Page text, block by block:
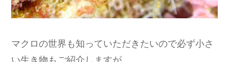
マクロの世界も知っていただきたいので必ず小さ
い生き物もご紹介しますが、